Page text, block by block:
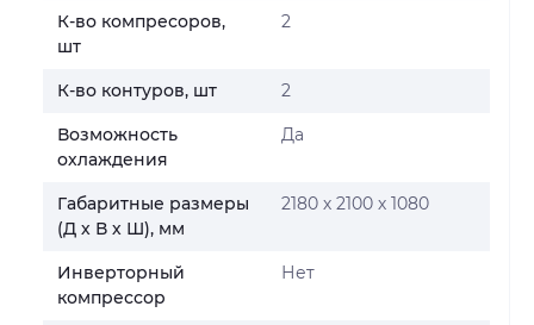
К-во компресоров,
шт
2
К-во контуров, шт 2
Возможность
охлаждения
Да
Габаритные размеры
(Д х В х Ш), мм
2180 х 2100 х 1080
Инверторный
компрессор
Нет